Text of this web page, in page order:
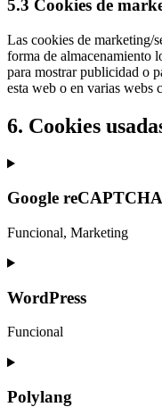
5.3 Cookies de
Las cookies de marketing/
forma de almacenamiento
para mostrar publicidad o
esta web o en varias webs
6. Cookies
Google reCAPTCHA
Funcional, Marketing
Consent
service
recaptcha
WordPress
Funcional
Consent
service
Polylang